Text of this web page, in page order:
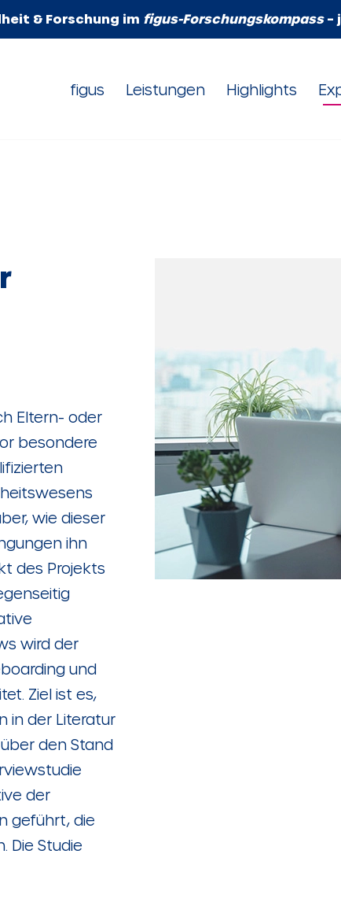
& Forschung im figus-Forschungskompass–
figus Leistungen Highlights
Eltern- oder
besondere
wie dieser
ihn
des Projekts
wird der
und
Ziel ist es,
in der Literatur
den Stand
der
geführt, die
Die Studie